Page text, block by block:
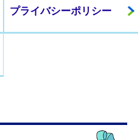
プライバシーポリシー